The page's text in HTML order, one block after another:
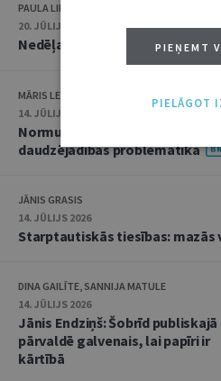
PAULA LIPE
20. JŪLIJS 2026 • 16:05
Nedēļas notikumu apskats:
MĀRIS LEJA
14. JŪLIJS 2026
Normu konkurences un
daudzējādības problemātika
JĀNIS GRASIS
14. JŪLIJS 2026
Starptautiskās tiesības:
DINA GAILĪTE, SANNIJA MATULE
14. JŪLIJS 2026
Jānis Endziņš: Šobrīd publiskajā
pārvaldē galvenais, lai papīri ir
kārtībā
PIEŅEMT
PIELĀGOT